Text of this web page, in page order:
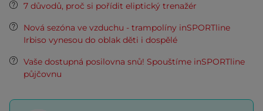
7 důvodů, proč si pořídit eliptický trenažér
Nová sezóna ve vzduchu - trampolíny inSPORTline
Irbiso vynesou do oblak děti i dospělé
Vaše dostupná posilovna snů! Spouštíme inSPORTline
půjčovnu